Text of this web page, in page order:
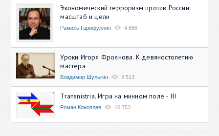
Экономический терроризм против России:
масштаб и цели
Рамиль Гарифуллин 4 686
Уроки Игоря Фроянова. К девяностолетию
мастера
Владимир Шульгин 9 513
Transnistria. Игра на минном поле - III
Роман Коноплев 10 753